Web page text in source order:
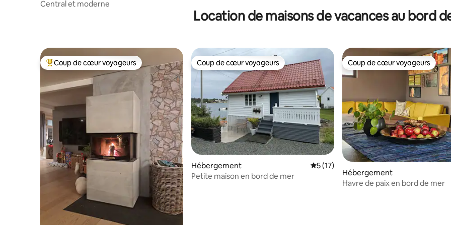
Central et moderne
Location de maisons de vacances au bord
Coups de cœur voyageurs les plus appréciés
Coup de cœur voyageurs Coup de cœur voyageurs
Coup de cœur voyageurs
Hébergement Évaluation moyenne sur la base de 17
5 (17)
Petite maison en bord de mer
Coup de cœur voyageurs
Coup de cœur voyageurs
Hébergement
Havre de paix en bord de mer